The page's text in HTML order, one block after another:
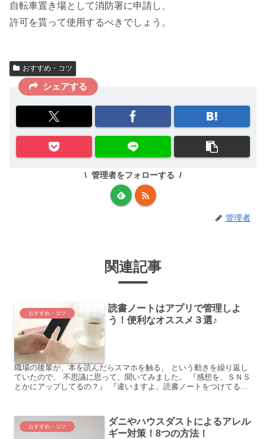
自転車置き場として消防署に申請し、
許可を貰って使用するべきでしょう。
おすすめ・コツ
シェアする
管理者をフォローする
管理者
関連記事
おすすめ・コツ
読書ノートはアプリで管理しよ
う！便利なオススメ３選♪
職場の後輩が、本を読んだらスマホを触る、 という動きを繰り返し
ていたので、 不思議に思って、聞いてみました。 『感想を、ＳＮＳ
とかにアップしてるの？』 『違いますよ、読書ノートをつけてるん
おすすめ・コツ
ダニやハウスダストによるアレル
ギー対策！8つの方法！